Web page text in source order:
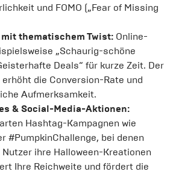
und FOMO („Fear of Missing
thematischem Twist: Online-
„Schaurig-schöne
Deals“ für kurze Zeit. Der
die Conversion-Rate und
Aufmerksamkeit.
& Social-Media-Aktionen:
Hashtag-Kampagnen wie
#PumpkinChallenge, bei denen
ihre Halloween-Kreationen
Ihre Reichweite und fördert die